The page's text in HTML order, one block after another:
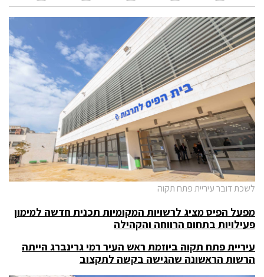
לשכת דובר עיריית פתח תקוה
מפעל הפיס מציג לרשויות המקומיות תכנית חדשה למימון
פעילויות בתחום הרווחה והקהילה
עיריית פתח תקוה ביוזמת ראש העיר רמי גרינברג הייתה
הרשות הראשונה שהגישה בקשה לתקצוב